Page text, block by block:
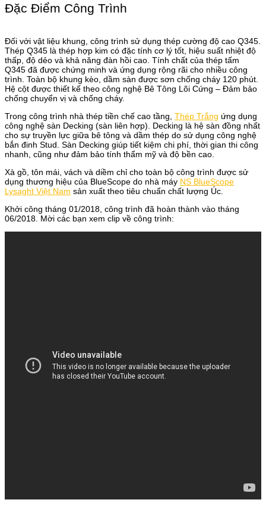
Đặc Điểm Công Trình
Đối với vật liệu khung, công trình sử dụng thép cường độ cao Q345.
Thép Q345 là thép hợp kim có đặc tính cơ lý tốt, hiệu suất nhiệt độ
thấp, độ dẻo và khả năng đàn hồi cao. Tính chất của thép tấm
Q345 đã được chứng minh và ứng dụng rộng rãi cho nhiều công
trình. Toàn bộ khung kèo, dầm sàn được sơn chống cháy 120 phút.
Hệ cột được thiết kế theo công nghệ Bê Tông Lõi Cứng – Đảm bảo
chống chuyển vị và chống cháy.
Trong công trình nhà thép tiền chế cao tầng, Thép Trắng ứng dụng
công nghệ sàn Decking (sàn liên hợp). Decking là hệ sàn đồng nhất
cho sự truyền lực giữa bê tông và dầm thép do sử dụng công nghệ
bắn đinh Stud. Sàn Decking giúp tiết kiệm chi phí, thời gian thi công
nhanh, cũng như đảm bảo tính thẩm mỹ và độ bền cao.
Xà gồ, tôn mái, vách và diềm chỉ cho toàn bộ công trình được sử
dụng thương hiệu của BlueScope do nhà máy NS BlueScope
Lysaght Việt Nam sản xuất theo tiêu chuẩn chất lượng Úc.
Khởi công tháng 01/2018, công trình đã hoàn thành vào tháng
06/2018. Mời các bạn xem clip về công trình: